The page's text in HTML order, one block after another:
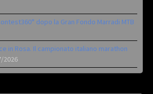
dopo la Gran Fondo Marradi MTB
in Rosa. Il campionato italiano marathon
2026